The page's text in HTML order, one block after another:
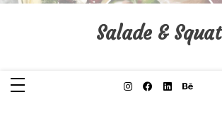
Aller
Salade & Squat